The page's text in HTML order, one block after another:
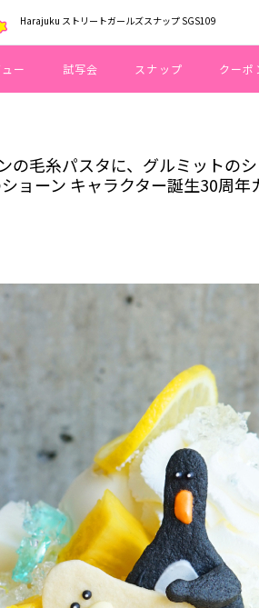
Harajuku ストリートガールズスナップ SGS109
ー 試写会 スナップ クーポ
のショーンの毛糸パスタに、グルミットの
の毛糸パスタに、グルミットの
ョーン キャラクター誕生30周